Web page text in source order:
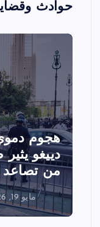
حوادث
هجوم
دييغو
من تصاعد
مايو 19, 2026